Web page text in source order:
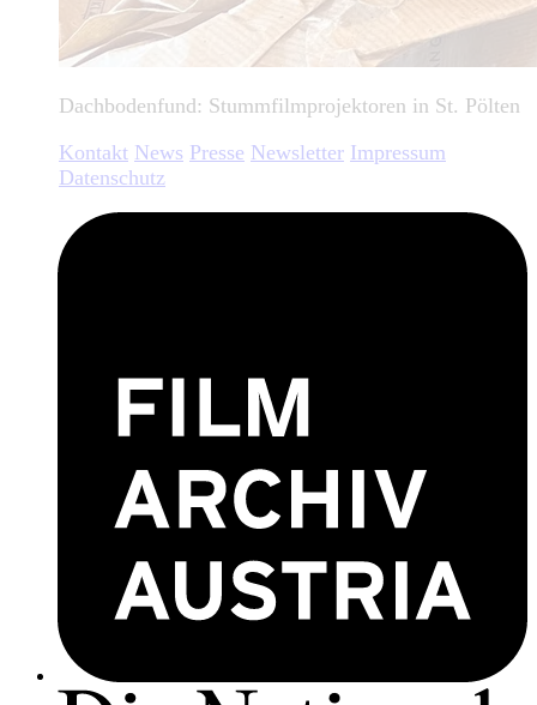
Dachbodenfund: Stummfilmprojektoren in St. Pölten
Kontakt News Presse Newsletter Impressum
Datenschutz